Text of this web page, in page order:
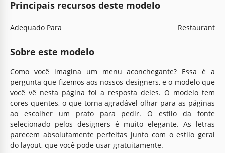
Principais recursos deste modelo
Adequado Para Restaurant
Sobre este modelo
Como você imagina um menu aconchegante? Essa é a
pergunta que fizemos aos nossos designers, e o modelo que
você vê nesta página foi a resposta deles. O modelo tem
cores quentes, o que torna agradável olhar para as páginas
ao escolher um prato para pedir. O estilo da fonte
selecionado pelos designers é muito elegante. As letras
parecem absolutamente perfeitas junto com o estilo geral
do layout, que você pode usar gratuitamente.